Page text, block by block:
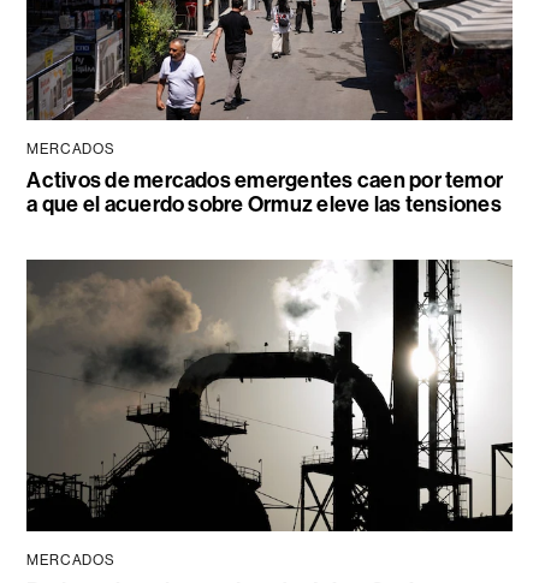
MERCADOS
Activos de mercados emergentes caen por temor
a que el acuerdo sobre Ormuz eleve las tensiones
MERCADOS